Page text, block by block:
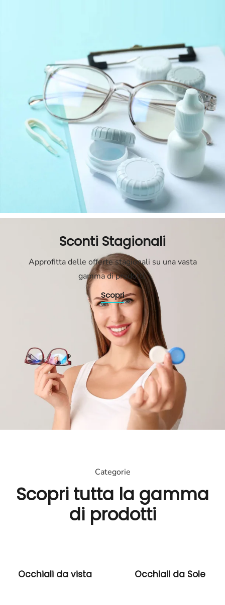
Sconti Stagionali
Approfitta delle offerte stagionali su una vasta
gamma di prodotti.
Scopri
Categorie
Scopri tutta la gamma
di prodotti
Occhiali da vista Occhiali da Sole